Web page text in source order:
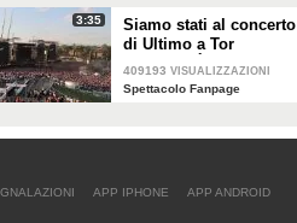
3:35
Siamo stati al concerto
di Ultimo a Tor
Vergata: "È il giorno
che aspettavo, questa è
409193 VISUALIZZAZIONI
Spettacolo Fanpage
APP IPHONE APP ANDROID